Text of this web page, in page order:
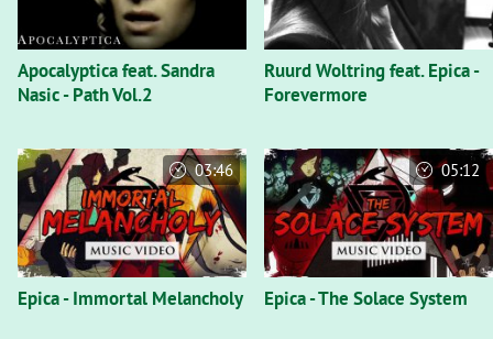
Apocalyptica feat. Sandra
Nasic - Path Vol.2
Ruurd Woltring feat. Epica -
Forevermore
Epica - Immortal Melancholy
03:46
Epica - The Solace System
05:12